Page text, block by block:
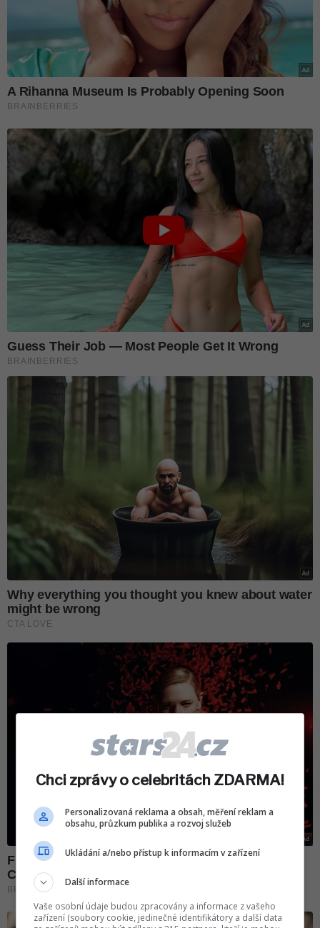
Chci zprávy o celebritách ZDARMA!
Personalizovaná reklama a obsah, měření reklam a
obsahu, průzkum publika a rozvoj služeb
Ukládání a/nebo přístup k informacím v zařízení
Další informace
Vaše osobní údaje budou zpracovány a informace z vašeho
zařízení (soubory cookie, jedinečné identifikátory a další data